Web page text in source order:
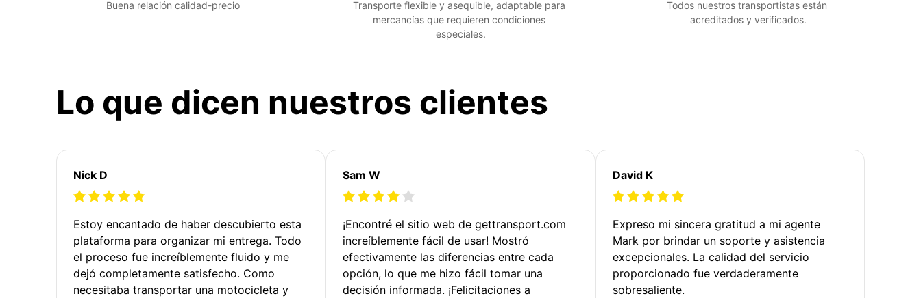
Buena relación calidad-precio
Transporte flexible y asequible, adaptable para
mercancías que requieren condiciones
especiales.
Todos nuestros transportistas están
acreditados y verificados.
Lo que dicen nuestros clientes
Nick D
Estoy encantado de haber descubierto esta
plataforma para organizar mi entrega. Todo
el proceso fue increíblemente fluido y me
dejó completamente satisfecho. Como
necesitaba transportar una motocicleta y
Sam W
¡Encontré el sitio web de gettransport.com
increíblemente fácil de usar! Mostró
efectivamente las diferencias entre cada
opción, lo que me hizo fácil tomar una
decisión informada. ¡Felicitaciones a
David K
Expreso mi sincera gratitud a mi agente
Mark por brindar un soporte y asistencia
excepcionales. La calidad del servicio
proporcionado fue verdaderamente
sobresaliente.